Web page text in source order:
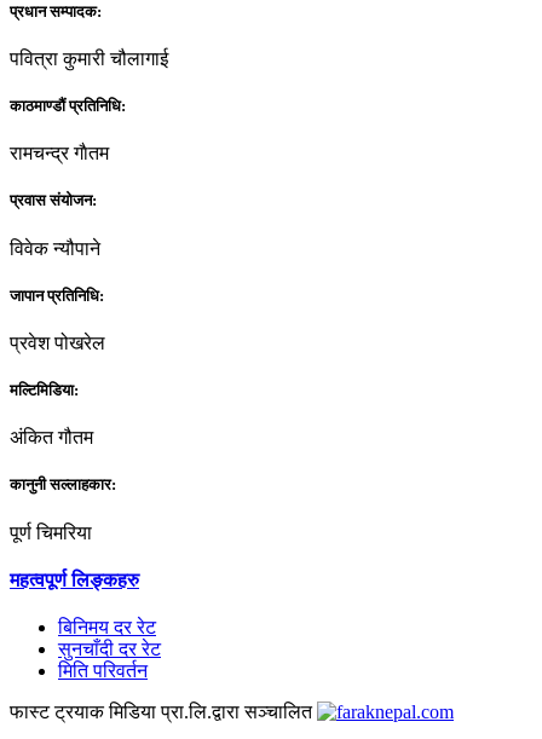
प्रधान सम्पादक:
पवित्रा कुमारी चौलागाई
काठमाण्डौं प्रतिनिधि:
रामचन्द्र गाैतम
प्रवास संयोजन:
विवेक न्यौपाने
जापान प्रतिनिधि:
प्रवेश पोखरेल
मल्टिमिडिया:
अंकित गौतम
कानुनी सल्लाहकार:
पूर्ण चिमरिया
महत्वपूर्ण लिङ्कहरु
बिनिमय दर रेट
सुनचाँदी दर रेट
मिति परिवर्तन
फास्ट ट्रयाक मिडिया प्रा.लि.द्वारा सञ्चालित